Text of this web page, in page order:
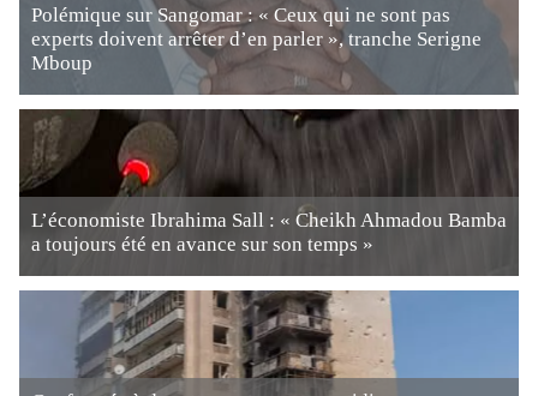
Polémique sur Sangomar : « Ceux qui ne sont pas
experts doivent arrêter d’en parler », tranche Serigne
Mboup
L’économiste Ibrahima Sall : « Cheikh Ahmadou Bamba
a toujours été en avance sur son temps »